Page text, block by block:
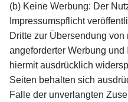
(b) Keine Werbung: Der
Impressumspflicht
Dritte zur Übersendung
angeforderter Werbung
hiermit ausdrücklich
Seiten behalten sich
Falle der unverlangten